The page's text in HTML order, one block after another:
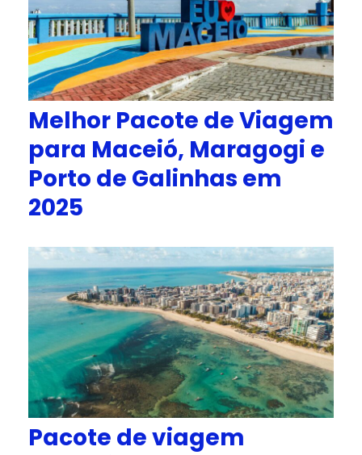
Melhor Pacote de Viagem
para Maceió, Maragogi e
Porto de Galinhas em
2025
Pacote de viagem